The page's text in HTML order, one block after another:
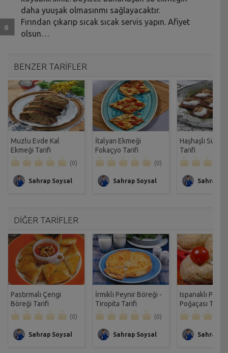
daha yuuşak olmasınmı sağlayacaktır.
Fırından çıkarıp sıcak sıcak servis yapın. Afiyet
olsun…
BENZER TARİFLER
Muzlu Evde Kal
Ekmeği Tarifi
(0)
Sahrap Soysal
İtalyan Ekmeği
Fokaçyo Tarifi
(0)
Sahrap Soysal
Haşhaşlı Sütlü
Tarifi
Sahrap
DİĞER TARİFLER
Pastırmalı Çengi
Böreği Tarifi
(0)
Sahrap Soysal
İrmikli Peynir Böreği -
Tiropita Tarifi
(0)
Sahrap Soysal
Ispanaklı
Poğaçası Tarifi
Sahrap